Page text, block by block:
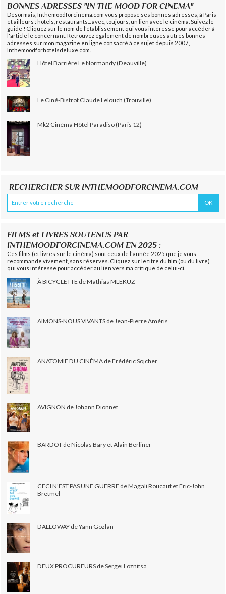
BONNES ADRESSES "IN THE MOOD FOR CINEMA"
Désormais, Inthemoodforcinema.com vous propose ses bonnes adresses, à Paris
et ailleurs : hôtels, restaurants... avec, toujours, un lien avec le cinéma. Suivez le
guide ! Cliquez sur le nom de l'établissement qui vous intéresse pour accéder à
l'article le concernant. Retrouvez également de nombreuses autres bonnes
adresses sur mon magazine en ligne consacré à ce sujet depuis 2007,
Inthemoodforhotelsdeluxe.com.
Hôtel Barrière Le Normandy (Deauville)
Le Ciné-Bistrot Claude Lelouch (Trouville)
Mk2 Cinéma Hôtel Paradiso (Paris 12)
RECHERCHER SUR INTHEMOODFORCINEMA.COM
FILMS et LIVRES SOUTENUS PAR
INTHEMOODFORCINEMA.COM EN 2025 :
Ces films (et livres sur le cinéma) sont ceux de l'année 2025 que je vous
recommande vivement, sans réserves. Cliquez sur le titre du film (ou du livre)
qui vous intéresse pour accéder au lien vers ma critique de celui-ci.
À BICYCLETTE de Mathias MLEKUZ
AIMONS-NOUS VIVANTS de Jean-Pierre Améris
ANATOMIE DU CINÉMA de Frédéric Sojcher
AVIGNON de Johann Dionnet
BARDOT de Nicolas Bary et Alain Berliner
CECI N'EST PAS UNE GUERRE de Magali Roucaut et Eric-John
Bretmel
DALLOWAY de Yann Gozlan
DEUX PROCUREURS de Sergei Loznitsa